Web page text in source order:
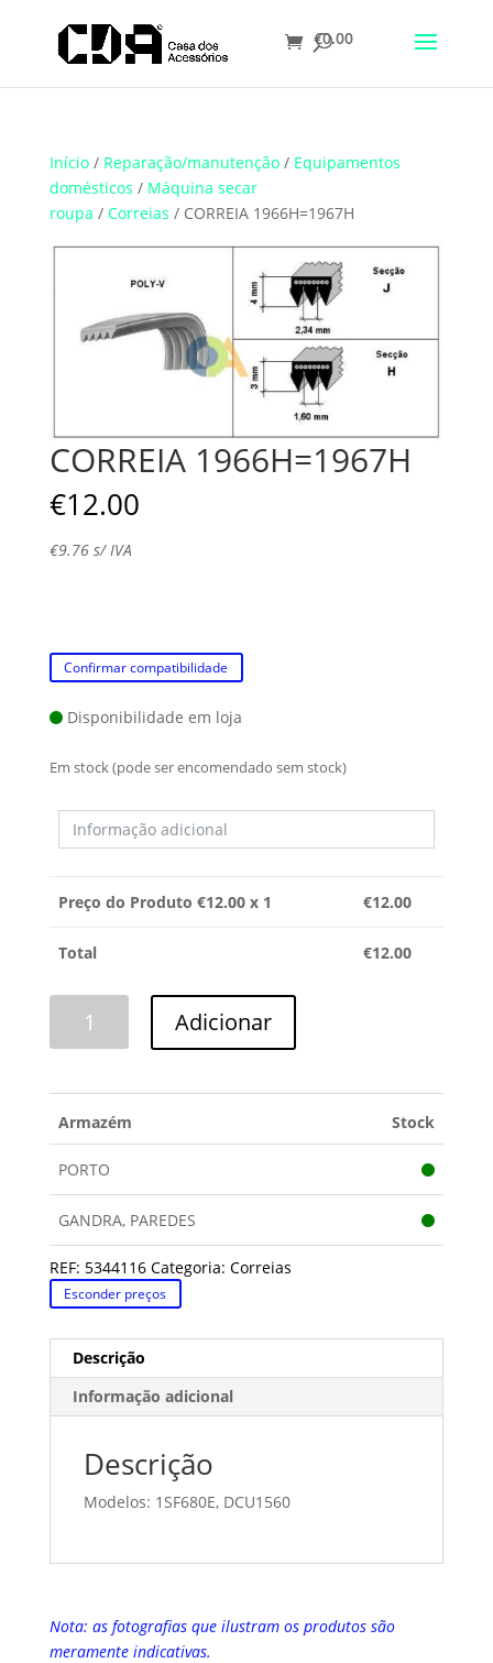
Translate
€0.00
Início/ Reparação/manutenção/ Equipamentos
domésticos / Máquina secar
roupa / Correias / CORREIA 1966H=1967H
CORREIA 1966H=1967H
€12.00
€9.76s/ IVA
Confirmar compatibilidade
Disponibilidade em loja
Em stock (pode ser encomendado sem stock)
Preço do Produto €12.00 x 1 €12.00
Total €12.00
Adicionar
Armazém Stock
PORTO
GANDRA, PAREDES
REF: 5344116 Categoria: Correias
Esconder preços
Descrição
Informação adicional
Descrição
Modelos: 1SF680E, DCU1560
Nota: as fotografias que ilustram os produtos são
meramente indicativas.